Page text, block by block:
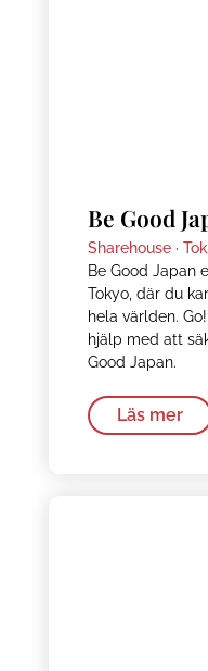
Be Good
Sharehouse ·
Be Good Japan
Tokyo, där du
hela världen.
hjälp med att
Good Japan.
Läs mer